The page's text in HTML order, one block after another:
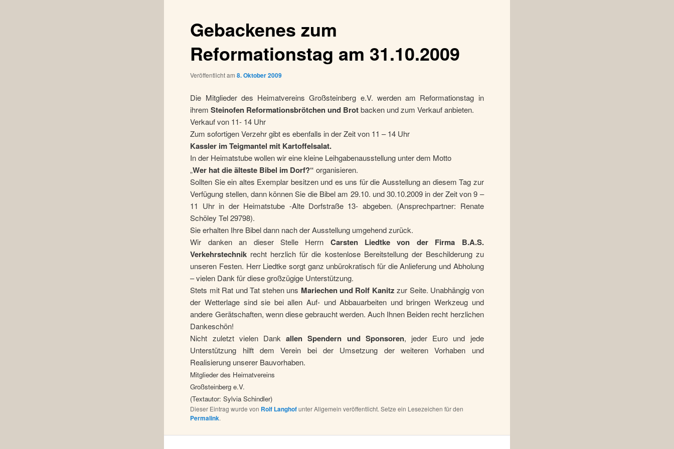
Gebackenes zum
Reformationstag am 31.10.2009
Veröffentlicht am8. Oktober 2009
Die Mitglieder des Heimatvereins Großsteinberg e.V. werden am Reformationstag in
ihrem Steinofen Reformationsbrötchen und Brotbacken und zum Verkauf anbieten.
Verkauf von 11- 14 Uhr
Zum sofortigen Verzehr gibt es ebenfalls in der Zeit von 11 – 14 Uhr
Kassler im Teigmantel mit Kartoffelsalat.
In der Heimatstube wollen wir eine kleine Leihgabenausstellung unter dem Motto
„Wer hat die älteste Bibel im Dorf?“ organisieren.
Sollten Sie ein altes Exemplar besitzen und es uns für die Ausstellung an diesem Tag zur
Verfügung stellen, dann können Sie die Bibel am 29.10. und 30.10.2009 in der Zeit von 9 –
11 Uhr in der Heimatstube -Alte Dorfstraße 13- abgeben. (Ansprechpartner: Renate
Schöley Tel 29798).
Sie erhalten Ihre Bibel dann nach der Ausstellung umgehend zurück.
Wir danken an dieser Stelle Herrn Carsten Liedtke von der Firma B.A.S.
Verkehrstechnik recht herzlich für die kostenlose Bereitstellung der Beschilderung zu
unseren Festen. Herr Liedtke sorgt ganz unbürokratisch für die Anlieferung und Abholung
– vielen Dank für diese großzügige Unterstützung.
Stets mit Rat und Tat stehen uns Mariechen und Rolf Kanitz zur Seite. Unabhängig von
der Wetterlage sind sie bei allen Auf- und Abbauarbeiten und bringen Werkzeug und
andere Gerätschaften, wenn diese gebraucht werden. Auch Ihnen Beiden recht herzlichen
Dankeschön!
Nicht zuletzt vielen Dankallen Spendern und Sponsoren, jeder Euro und jede
Unterstützung hilft dem Verein bei der Umsetzung der weiteren Vorhaben und
Realisierung unserer Bauvorhaben.
Mitglieder des Heimatvereins
Großsteinberg e.V.
(Textautor: Sylvia Schindler)
Dieser Eintrag wurde von Rolf Langhofunter Allgemein veröffentlicht. Setze ein Lesezeichen für den
Permalink.